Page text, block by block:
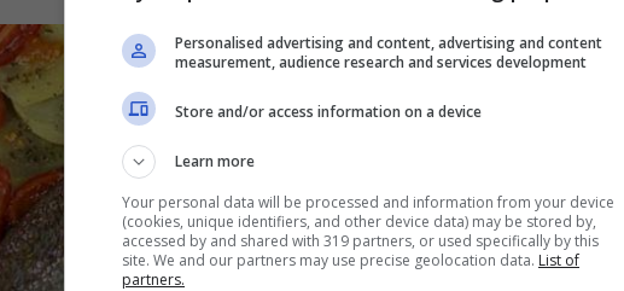
Personalised advertising and content, advertising and content
measurement, audience research and services development
Store and/or access information on a device
Learn more
Your personal data will be processed and information from your device
(cookies, unique identifiers, and other device data) may be stored by,
accessed by and shared with 319 partners, or used specifically by this
site. We and our partners may use precise geolocation data. List of
partners.